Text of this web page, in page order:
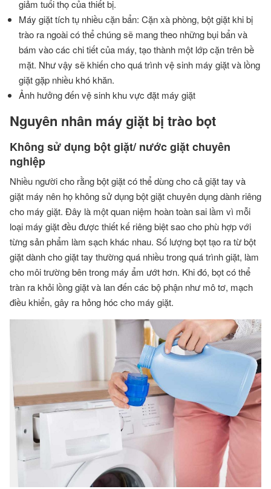
giảm tuổi thọ của thiết bị.
Máy giặt tích tụ nhiều cặn bẩn: Cặn xà phòng, bột giặt khi bị
trào ra ngoài có thể chúng sẽ mang theo những bụi bẩn và
bám vào các chi tiết của máy, tạo thành một lớp cặn trên bề
mặt. Như vậy sẽ khiến cho quá trình vệ sinh máy giặt và lồng
giặt gặp nhiều khó khăn.
Ảnh hưởng đến vệ sinh khu vực đặt máy giặt
Nguyên nhân máy giặt bị trào bọt
Không sử dụng bột giặt/ nước giặt chuyên
nghiệp
Nhiều người cho rằng bột giặt có thể dùng cho cả giặt tay và
giặt máy nên họ không sử dụng bột giặt chuyên dụng dành riêng
cho máy giặt. Đây là một quan niệm hoàn toàn sai lầm vì mỗi
loại máy giặt đều được thiết kế riêng biệt sao cho phù hợp với
từng sản phẩm làm sạch khác nhau. Số lượng bọt tạo ra từ bột
giặt dành cho giặt tay thường quá nhiều trong quá trình giặt, làm
cho môi trường bên trong máy ẩm ướt hơn. Khi đó, bọt có thể
tràn ra khỏi lồng giặt và lan đến các bộ phận như mô tơ, mạch
điều khiển, gây ra hỏng hóc cho máy giặt.